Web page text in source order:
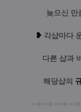
늦으신 만
❥ 각샵마다
다른 샵과
해당샵의